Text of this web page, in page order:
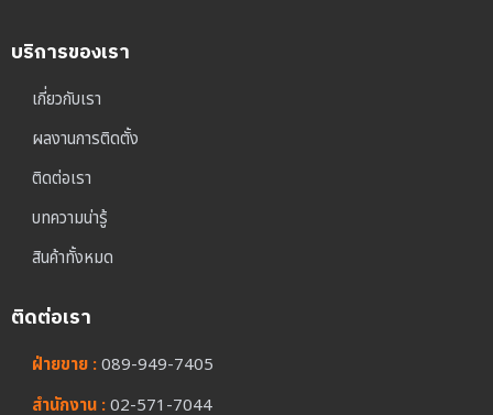
บริการของเรา
เกี่ยวกับเรา
ผลงานการติดตั้ง
ติดต่อเรา
บทความน่ารู้
สินค้าทั้งหมด
ติดต่อเรา
ฝ่ายขาย :089-949-7405
สำนักงาน :02-571-7044